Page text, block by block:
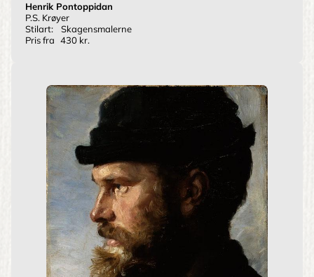
Henrik Pontoppidan
P.S. Krøyer
Stilart:
Skagensmalerne
Pris fra 430 kr.